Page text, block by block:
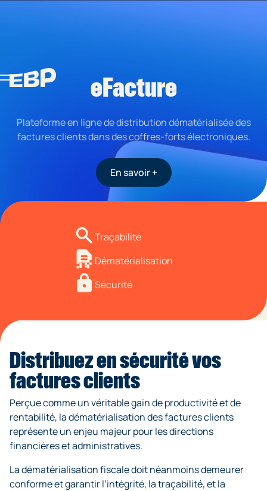
eFacture
Plateforme en ligne de distribution dématérialisée des
factures clients dans des coffres-forts électroniques.
En savoir +
Traçabilité
Dématérialisation
Sécurité
Distribuez en sécurité vos
factures clients
Perçue comme un véritable gain de productivité et de
rentabilité, la dématérialisation des factures clients
représente un enjeu majeur pour les directions
financières et administratives.
La dématérialisation fiscale doit néanmoins demeurer
conforme et garantir l’intégrité, la traçabilité, et la